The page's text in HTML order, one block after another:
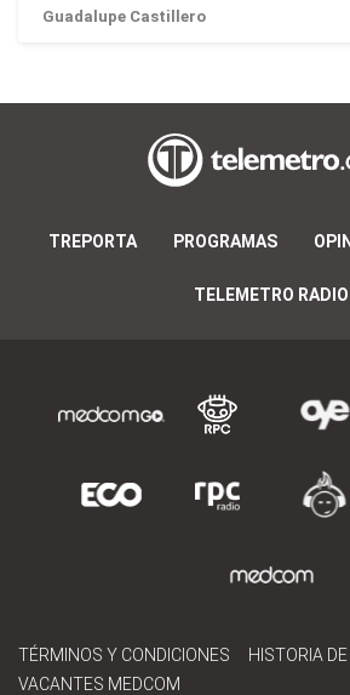
Guadalupe Castillero
TREPORTA PROGRAMAS
TELEMETRO RADIO
TÉRMINOS Y CONDICIONES
HISTORIA
VACANTES MEDCOM